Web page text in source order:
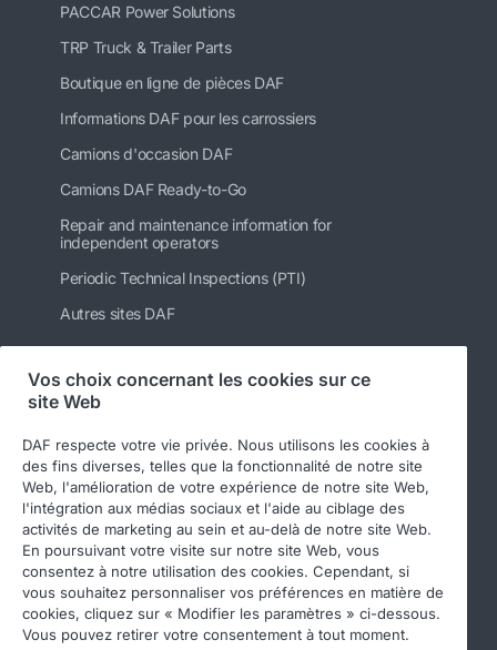
PACCAR Power Solutions
TRP Truck & Trailer Parts
Boutique en ligne de pièces DAF
Informations DAF pour les carrossiers
Camions d'occasion DAF
Camions DAF Ready-to-Go
Repair and maintenance information for
independent operators
Periodic Technical Inspections (PTI)
Autres sites DAF
Suivez-nous
© 2026 DAF Legal notice Privacy statement
Vos choix concernant les cookies sur ce
site Web
DAF respecte votre vie privée. Nous utilisons les cookies à
des fins diverses, telles que la fonctionnalité de notre site
Web, l'amélioration de votre expérience de notre site Web,
l'intégration aux médias sociaux et l'aide au ciblage des
activités de marketing au sein et au-delà de notre site Web.
En poursuivant votre visite sur notre site Web, vous
consentez à notre utilisation des cookies. Cependant, si
vous souhaitez personnaliser vos préférences en matière de
cookies, cliquez sur « Modifier les paramètres » ci-dessous.
Vous pouvez retirer votre consentement à tout moment.